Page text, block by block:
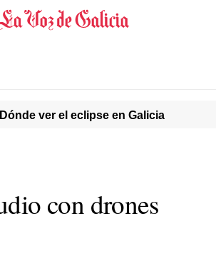
ver el eclipse en Galicia
con drones